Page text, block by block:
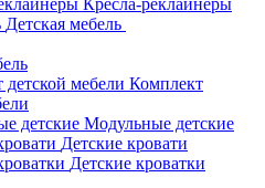
Кресла-реклайнеры
Детская мебель
Комплект
Модульные детские
Детские кровати
Детские кроватки